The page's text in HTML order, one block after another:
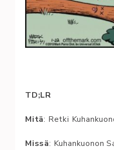
TD;LR
Mitä: Retki
Missä: Kuhankuonon